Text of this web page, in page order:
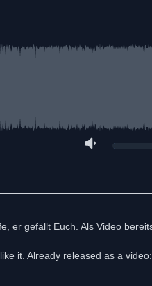
er gefällt Euch. Als Video
it. Already released as a video: